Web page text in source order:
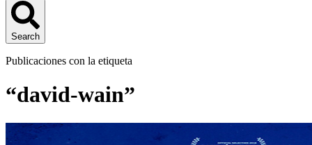
Search
Publicaciones con la etiqueta
“david-wain”